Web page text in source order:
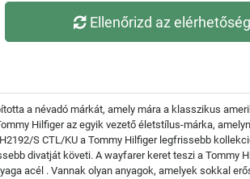
Ellenőrizd az
a névadó márkát, amely mára a klasszikus
Hilfiger az egyik vezető életstílus-márka,
S CTL/KU a Tommy Hilfiger legfrissebb
divatját követi. A wayfarer keret teszi a
acél . Vannak olyan anyagok, amelyek sokkal